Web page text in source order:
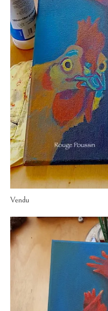
Vendu